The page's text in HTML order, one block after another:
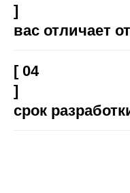
]
вас отличает
[ 04
]
срок